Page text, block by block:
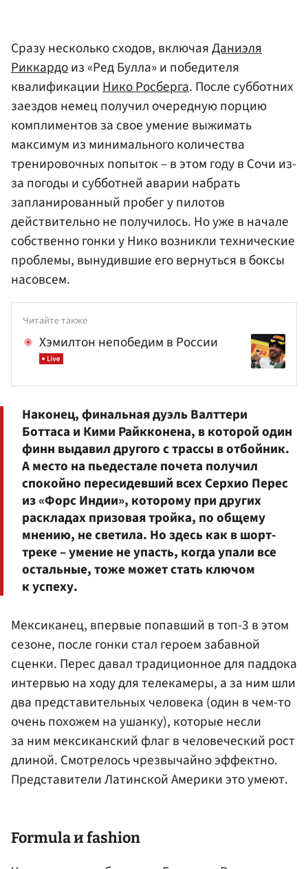
Сразу несколько сходов, включаяДаниэля
Риккардоиз «Ред Булла» и победителя
квалификацииНико Росберга. После субботних
заездов немец получил очередную порцию
комплиментов за свое умение выжимать
максимум из минимального количества
тренировочных попыток – в этом году в Сочи из-
за погоды и субботней аварии набрать
запланированный пробег у пилотов
действительно не получилось. Но уже в начале
собственно гонки у Нико возникли технические
проблемы, вынудившие его вернуться в боксы
насовсем.
Читайте также
Хэмилтон непобедим в России
Наконец, финальная дуэльВалттери
Боттаса и Кими Райкконена, в которой один
финн выдавил другого с трассы в отбойник.
А место на пьедестале почета получил
спокойно пересидевший всехСерхио Перес
из «Форс Индии», которому при других
раскладах призовая тройка, по общему
мнению, не светила. Но здесь как в шорт-
треке – умение не упасть, когда упали все
остальные, тоже может стать ключом
к успеху.
Мексиканец, впервые попавший в топ-3 в этом
сезоне, после гонки стал героем забавной
сценки. Перес давал традиционное для паддока
интервью на ходу для телекамеры, а за ним шли
два представительных человека (один в чем-то
очень похожем на ушанку), которые несли
за ним мексиканский флаг в человеческий рост
длиной. Смотрелось чрезвычайно эффектно.
Представители Латинской Америки это умеют.
Formula и fashion